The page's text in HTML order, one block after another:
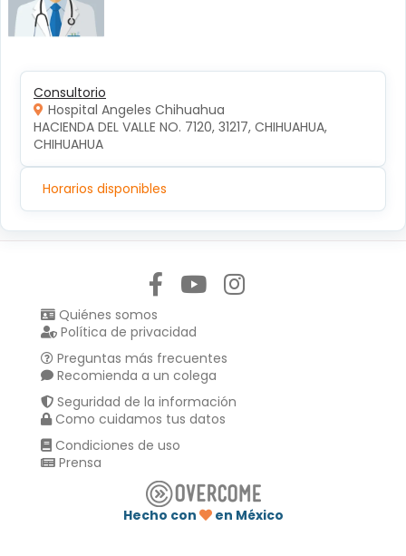
Consultorio
Hospital Angeles Chihuahua
HACIENDA DEL VALLE NO. 7120, 31217, CHIHUAHUA,
CHIHUAHUA
Horarios disponibles
Quiénes somos
Política de privacidad
Preguntas más frecuentes
Recomienda a un colega
Seguridad de la información
Como cuidamos tus datos
Condiciones de uso
Prensa
Hecho con
en México